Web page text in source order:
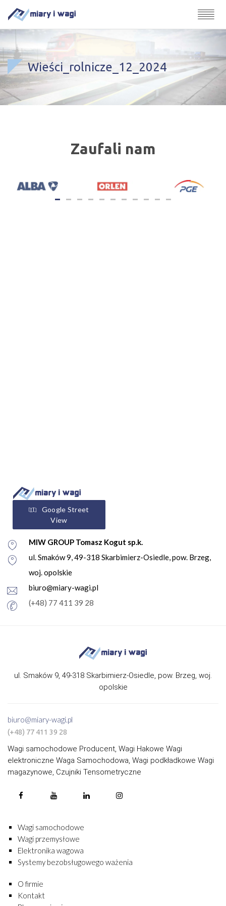
Wieści_rolnicze_12_2024
Zaufali nam
Google Street
View
MIW GROUP Tomasz Kogut sp.k.
ul. Smaków 9, 49-318 Skarbimierz-Osiedle, pow. Brzeg,
woj. opolskie
biuro@miary-wagi.pl
(+48) 77 411 39 28
ul. Smaków 9, 49-318 Skarbimierz-Osiedle, pow. Brzeg, woj.
opolskie
biuro@miary-wagi.pl
(+48) 77 411 39 28
Wagi samochodowe Producent, Wagi Hakowe Wagi
elektroniczne Waga Samochodowa, Wagi podkładkowe Wagi
magazynowe, Czujniki Tensometryczne
Wagi samochodowe
Wagi przemysłowe
Elektronika wagowa
Systemy bezobsługowego ważenia
O firmie
Kontakt